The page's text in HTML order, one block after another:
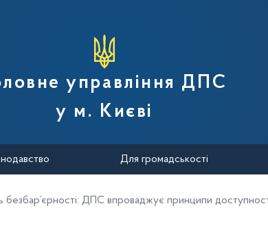
служби України
управління ДПС
у м. Києві
Для громадськості
безбар’єрності: ДПС впроваджує принципи